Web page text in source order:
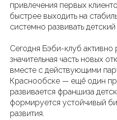
привлечения первых
быстрее выходить на
системно развивать детский
Сегодня Бэби-клуб
значительная часть новых
вместе с действующими
Краснообске — ещё один
развивается франшиза
формируется устойчивый
развития.